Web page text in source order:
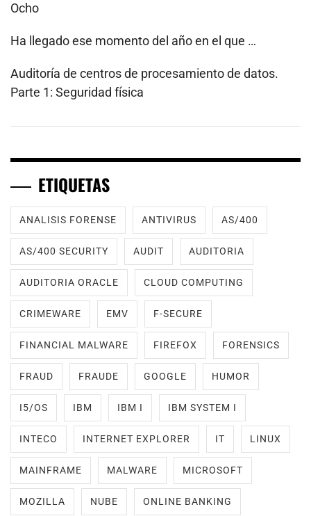
Ocho
Ha llegado ese momento del año en el que …
Auditoría de centros de procesamiento de datos.
Parte 1: Seguridad física
ETIQUETAS
ANALISIS FORENSE ANTIVIRUS AS/400
AS/400 SECURITY AUDIT AUDITORIA
AUDITORIA ORACLE CLOUD COMPUTING
CRIMEWARE EMV F-SECURE
FINANCIAL MALWARE FIREFOX FORENSICS
FRAUD FRAUDE GOOGLE HUMOR
I5/OS IBM IBM I IBM SYSTEM I
INTECO INTERNET EXPLORER IT LINUX
MAINFRAME MALWARE MICROSOFT
MOZILLA NUBE ONLINE BANKING